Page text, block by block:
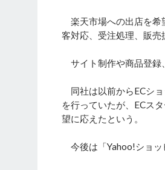
楽天市場への出店を希
客対応、受注処理、販売
サイト制作や商品登録
同社は以前からECシ
を行っていたが、ECス
望に応えたという。
今後は「Yahoo!ショッ